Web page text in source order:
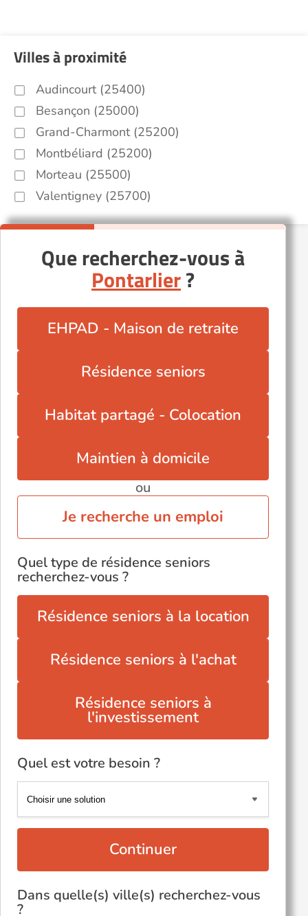
Villes à proximité
Audincourt (25400)
Besançon (25000)
Grand-Charmont (25200)
Montbéliard (25200)
Morteau (25500)
Valentigney (25700)
Que recherchez-vous à
Pontarlier?
EHPAD - Maison de retraite
Résidence seniors
Habitat partagé - Colocation
Maintien à domicile
ou
Je recherche un emploi
Quel type de résidence seniors
recherchez-vous ?
Résidence seniors à la location
Résidence seniors à l'achat
Résidence seniors à
l'investissement
Quel est votre besoin ?
Continuer
Dans quelle(s) ville(s) recherchez-vous
?